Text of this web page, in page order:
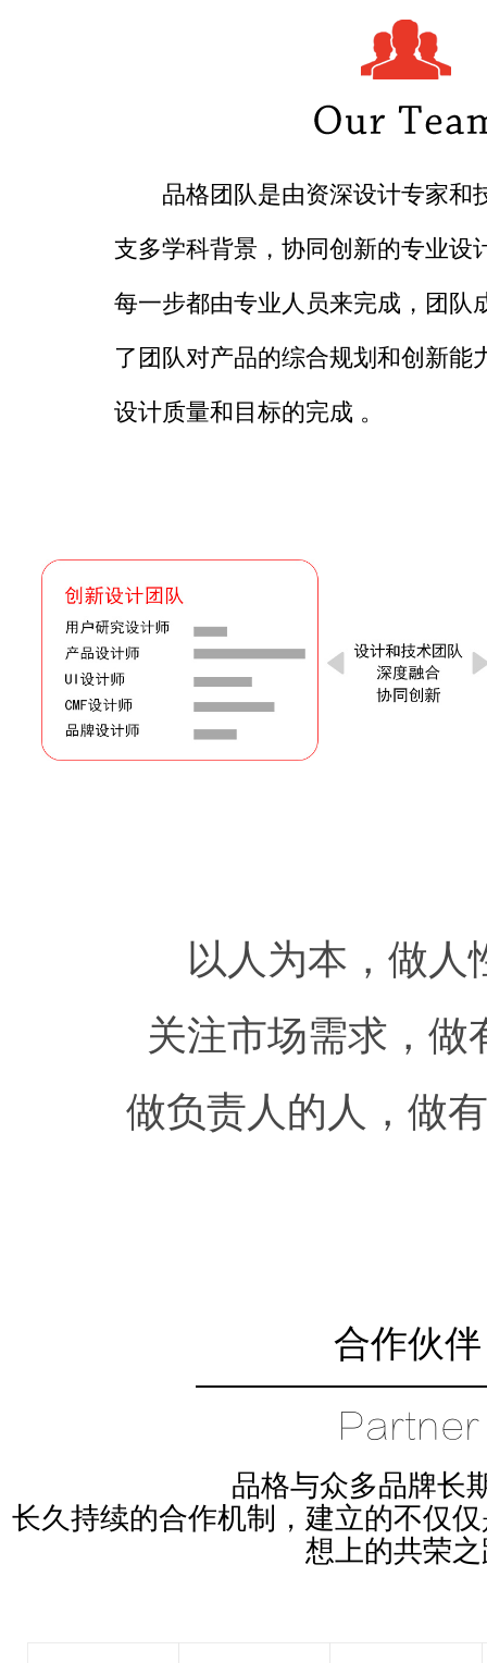
品格团队是由资深设计专家和
支多学科背景，协同创新的专业设
每一步都由专业人员来完成，团队
了团队对产品的综合规划和创新能
设计质量和目标的完成 。
以人为本，做人
关注市场需求，做
做负责人的人，做
合作伙伴
Partner
品格与众多品牌长
长久持续的合作机制，建立的不仅
想上的共荣